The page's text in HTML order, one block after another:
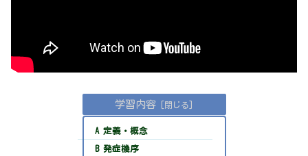
学習内容
A 定義・概念
B 発症機序